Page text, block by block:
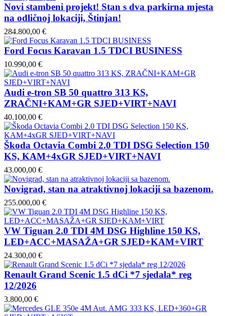
Novi stambeni projekt! Stan s dva parkirna mjesta
na odličnoj lokaciji, Štinjan!
284.800,00 €
Ford Focus Karavan 1.5 TDCI BUSINESS
10.990,00 €
Audi e-tron SB 50 quattro 313 KS,
ZRAČNI+KAM+GR SJED+VIRT+NAVI
40.100,00 €
Škoda Octavia Combi 2.0 TDI DSG Selection 150
KS, KAM+4xGR SJED+VIRT+NAVI
43.000,00 €
Novigrad, stan na atraktivnoj lokaciji sa bazenom.
255.000,00 €
VW Tiguan 2.0 TDI 4M DSG Highline 150 KS,
LED+ACC+MASAŽA+GR SJED+KAM+VIRT
24.300,00 €
Renault Grand Scenic 1.5 dCi *7 sjedala* reg
12/2026
3.800,00 €